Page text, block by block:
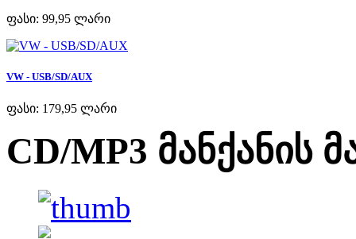
ფასი: 99,95 ლარი
VW - USB/SD/AUX
ფასი: 179,95 ლარი
CD/MP3 მანქანის